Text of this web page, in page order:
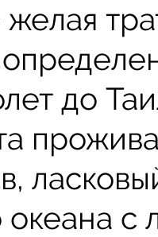
до
океана с